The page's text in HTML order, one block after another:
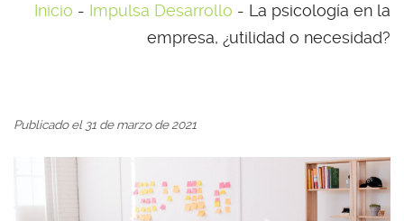
Inicio - Impulsa Desarrollo - La psicología en la
empresa, ¿utilidad o necesidad?
Publicado el 31 de marzo de 2021